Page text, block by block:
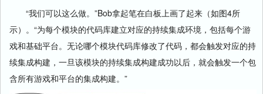
“我们可以这么做。”Bob拿起笔在白板上画了起来（如图4所
示）。“为每个模块的代码库建立对应的持续集成环境，包括每个游
戏和基础平台。无论哪个模块代码库修改了代码，都会触发对应的持
续集成构建，一旦该模块的持续集成构建成功以后，就会触发一个包
含所有游戏和平台的集成构建。”